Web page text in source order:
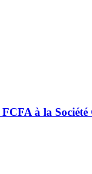
à la Société